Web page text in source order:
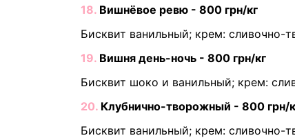
18. Вишнёвое ревю - 800 грн/кг
Бисквит ванильный; крем: сливочно-
19. Вишня день-ночь - 800 грн/кг
Бисквит шоко и ванильный; крем:
20. Клубнично-творожный - 800 грн/
Бисквит ванильный; крем: сливочно-